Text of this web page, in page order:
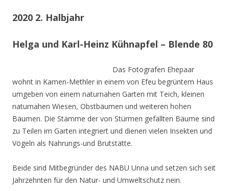
2020 2. Halbjahr
Helga und Karl-Heinz Kühnapfel – Blende 80
Das Fotografen Ehepaar
wohnt in Kamen-Methler in einem von Efeu begrüntem Haus
umgeben von einem naturnahen Garten mit Teich, kleinen
naturnahen Wiesen, Obstbäumen und weiteren hohen
Bäumen. Die Stämme der von Stürmen gefällten Bäume sind
zu Teilen im Garten integriert und dienen vielen Insekten und
Vögeln als Nahrungs-und Brutstätte.
Beide sind Mitbegründer des NABU Unna und setzen sich seit
Jahrzehnten für den Natur- und Umweltschutz nein.